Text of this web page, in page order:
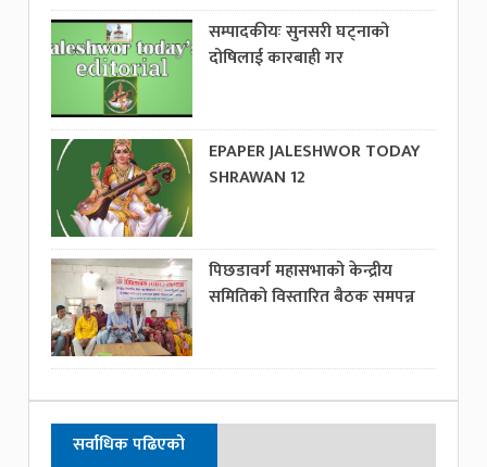
सम्पादकीयः सुनसरी घट्नाको
दोषिलाई कारबाही गर
EPAPER JALESHWOR TODAY
SHRAWAN 12
पिछडावर्ग महासभाको केन्द्रीय
समितिको विस्तारित बैठक समपन्न
सर्वाधिक पढिएको